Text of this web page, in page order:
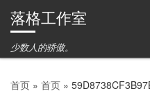
Skip to content
落格工作室
少数人的骄傲。
首页 » 首页 »